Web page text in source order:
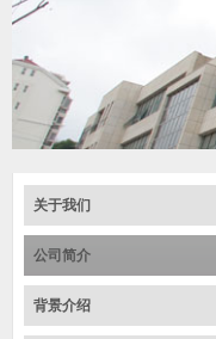
关于我们
公司简介
背景介绍